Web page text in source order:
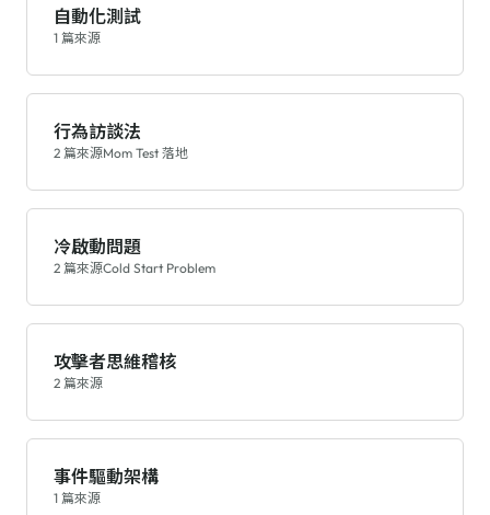
自動化測試
1 篇來源
行為訪談法
2 篇來源Mom Test 落地
冷啟動問題
2 篇來源Cold Start Problem
攻擊者思維稽核
2 篇來源
事件驅動架構
1 篇來源